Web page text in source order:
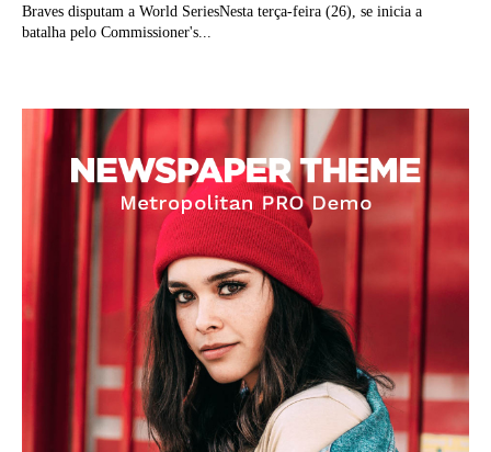
Braves disputam a World SeriesNesta terça-feira (26), se inicia a
batalha pelo Commissioner's...